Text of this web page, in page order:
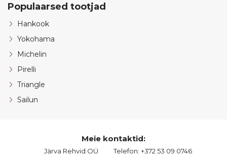
Populaarsed tootjad
Hankook
Yokohama
Michelin
Pirelli
Triangle
Sailun
Meie kontaktid:
Järva Rehvid OÜ Telefon: +372 53 09 0746